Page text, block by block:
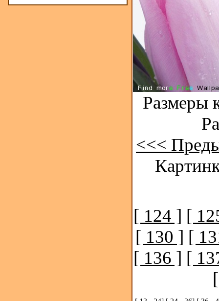
Размеры
<<<
[ 124 ] [
[ 130 ] [
[ 136 ] [